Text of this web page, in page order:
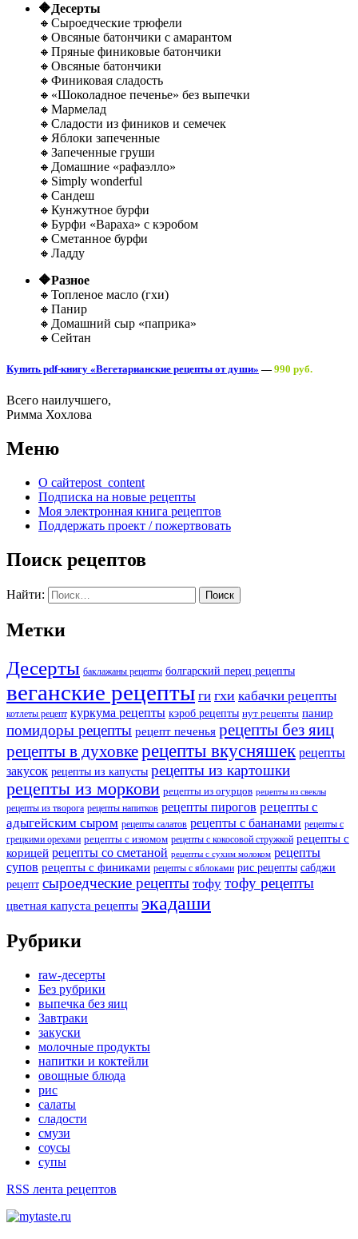
🔶Десерты
🔸Сыроедческие трюфели
🔸Овсяные батончики с амарантом
🔸Пряные финиковые батончики
🔸Овсяные батончики
🔸Финиковая сладость
🔸«Шоколадное печенье» без выпечки
🔸Мармелад
🔸Сладости из фиников и семечек
🔸Яблоки запеченные
🔸Запеченные груши
🔸Домашние «рафаэлло»
🔸Simply wonderful
🔸Сандеш
🔸Кунжутное бурфи
🔸Бурфи «Вараха» с кэробом
🔸Сметанное бурфи
🔸Ладду
🔶Разное
🔸Топленое масло (гхи)
🔸Панир
🔸Домашний сыр «паприка»
🔸Сейтан
Купить pdf-книгу «Вегетарианские рецепты от души» — 990 руб.
Всего наилучшего,
Римма Хохлова
Меню
О сайтеpost_content
Подписка на новые рецепты
Моя электронная книга рецептов
Поддержать проект / пожертвовать
Поиск рецептов
Найти:
Метки
Десерты баклажаны рецепты болгарский перец рецепты
веганские рецепты ги гхи кабачки рецепты
котлеты рецепт куркума рецепты кэроб рецепты нут рецепты панир
помидоры рецепты рецепт печенья рецепты без яиц
рецепты в духовкерецепты вкусняшек рецепты
закусок рецепты из капусты рецепты из картошки
рецепты из моркови рецепты из огурцов рецепты из свеклы
рецепты из творога рецепты напитков рецепты пирогов рецепты с
адыгейским сыром рецепты салатов рецепты с бананами рецепты с
грецкими орехами рецепты с изюмом рецепты с кокосовой стружкой рецепты с
корицей рецепты со сметаной рецепты с сухим молоком рецепты
супов рецепты с финиками рецепты с яблоками рис рецепты сабджи
рецепт сыроедческие рецепты тофу тофу рецепты
цветная капуста рецепты экадаши
Рубрики
raw-десерты
Без рубрики
выпечка без яиц
Завтраки
закуски
молочные продукты
напитки и коктейли
овощные блюда
рис
салаты
сладости
смузи
соусы
супы
RSS лента рецептов